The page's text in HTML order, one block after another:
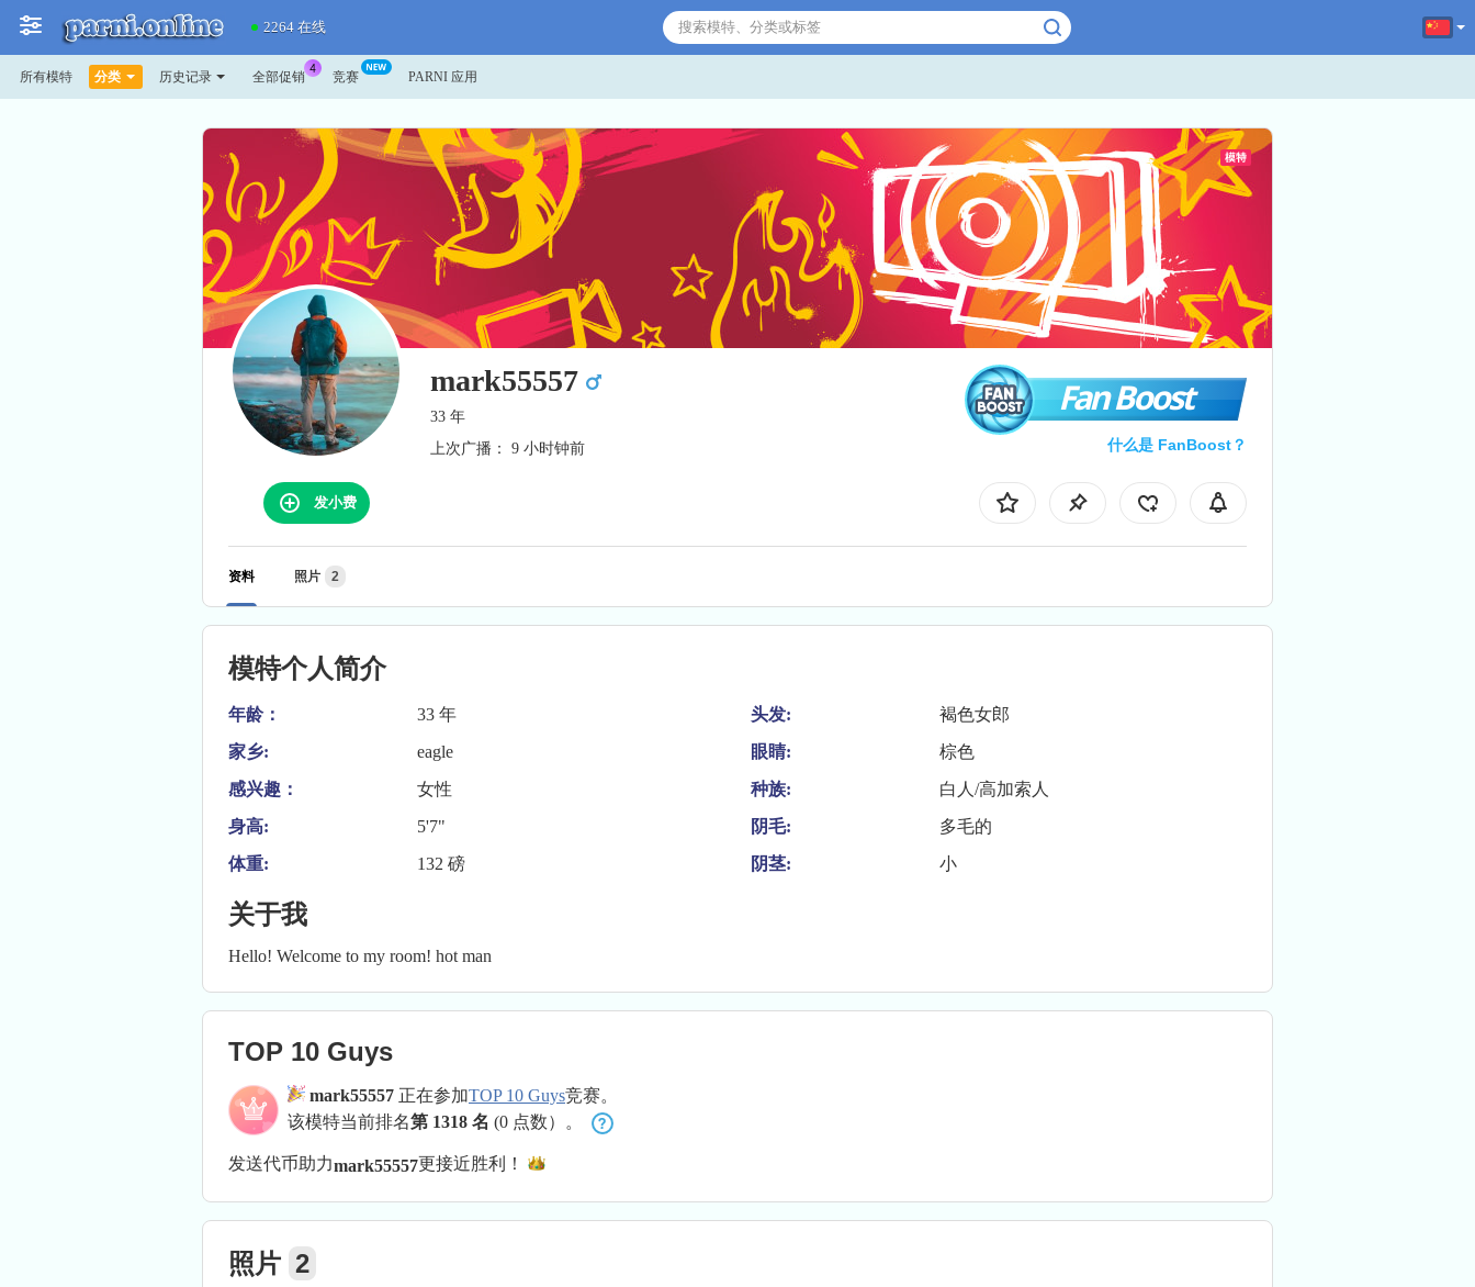
2264 在线
所有模特 分类 历史记录 全部促销 竞赛 PARNI 应用
mark55557
33 年
上次广播： 9 小时钟前
Fan Boost
什么是 FanBoost？
发小费
资料 照片 2
模特个人简介
年龄：
33 年
家乡:
eagle
感兴趣：
女性
身高:
5'7"
体重:
132 磅
头发:
褐色女郎
眼睛:
棕色
种族:
白人/高加索人
阴毛:
多毛的
阴茎:
小
关于我
Hello! Welcome to my room! hot man
TOP 10 Guys
mark55557 正在参加TOP 10 Guys竞赛。
该模特当前排名第 1318 名 (0 点数）。
发送代币助力mark55557更接近胜利！
照片 2